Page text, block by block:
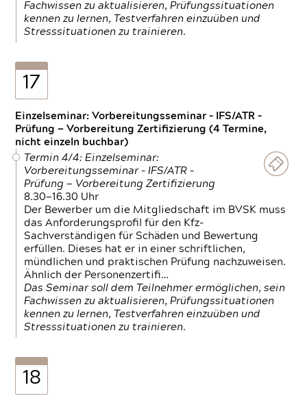
Fachwissen zu aktualisieren, Prüfungssituationen
kennen zu lernen, Testverfahren einzuüben und
Stresssituationen zu trainieren.
17
Einzelseminar: Vorbereitungsseminar - IFS/ATR -
Prüfung — Vorbereitung Zertifizierung (4 Termine,
nicht einzeln buchbar)
Termin 4/4: Einzelseminar:
Vorbereitungsseminar - IFS/ATR -
Prüfung — Vorbereitung Zertifizierung
8.30—16.30 Uhr
Der Bewerber um die Mitgliedschaft im BVSK muss
das Anforderungsprofil für den Kfz-
Sachverständigen für Schäden und Bewertung
erfüllen. Dieses hat er in einer schriftlichen,
mündlichen und praktischen Prüfung nachzuweisen.
Ähnlich der Personenzertifi…
Das Seminar soll dem Teilnehmer ermöglichen, sein
Fachwissen zu aktualisieren, Prüfungssituationen
kennen zu lernen, Testverfahren einzuüben und
Stresssituationen zu trainieren.
18